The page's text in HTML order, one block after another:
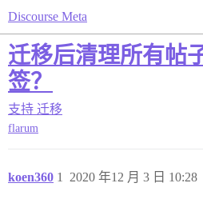
Discourse Meta
迁移后清理所有帖
签？
支持 迁移
flarum
koen360 2020 年12 月 3 日 10:28
1